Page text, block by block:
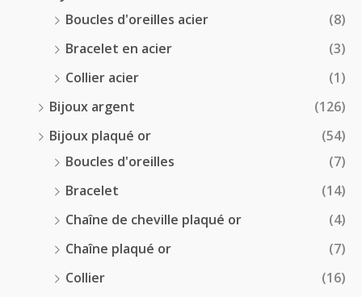
Boucles d'oreilles acier
(8)
Bracelet en acier
(3)
Collier acier
(1)
Bijoux argent
(126)
Bijoux plaqué or
(54)
Boucles d'oreilles
(7)
Bracelet
(14)
Chaîne de cheville plaqué or
(4)
Chaîne plaqué or
(7)
Collier
(16)